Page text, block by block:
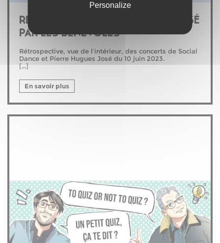
RETOUR SUR LE CONCERT ORGANISÉ
PAR LES BÉNÉVOLES
Rétrospective, vue de l’intérieur, des concerts de Social
Dance et Pierre Hugues José du 10 juin 2023.
[…]
En savoir plus
Personalize